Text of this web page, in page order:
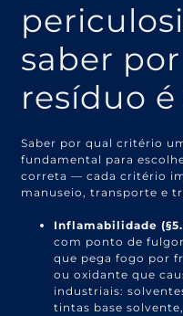
saber
resíduo é
Saber por qual critério
fundamental para
correta — cada critério
manuseio, transporte e
Inflamabilidade
com ponto de
que pega fogo por
ou oxidante que
industriais:
tintas base